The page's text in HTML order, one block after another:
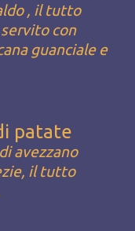
, il tutto
con
guanciale e
patate
avezzano
il tutto